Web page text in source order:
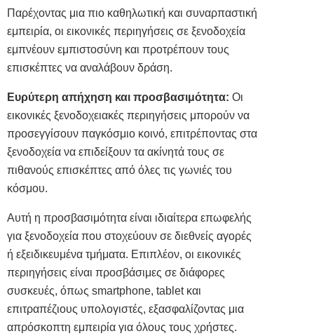
Παρέχοντας μια πιο καθηλωτική και συναρπαστική
εμπειρία, οι εικονικές περιηγήσεις σε ξενοδοχεία
εμπνέουν εμπιστοσύνη και προτρέπουν τους
επισκέπτες να αναλάβουν δράση.
Ευρύτερη απήχηση και προσβασιμότητα: Οι
εικονικές ξενοδοχειακές περιηγήσεις μπορούν να
προσεγγίσουν παγκόσμιο κοινό, επιτρέποντας στα
ξενοδοχεία να επιδείξουν τα ακίνητά τους σε
πιθανούς επισκέπτες από όλες τις γωνιές του
κόσμου.
Αυτή η προσβασιμότητα είναι ιδιαίτερα επωφελής
για ξενοδοχεία που στοχεύουν σε διεθνείς αγορές
ή εξειδικευμένα τμήματα. Επιπλέον, οι εικονικές
περιηγήσεις είναι προσβάσιμες σε διάφορες
συσκευές, όπως smartphone, tablet και
επιτραπέζιους υπολογιστές, εξασφαλίζοντας μια
απρόσκοπτη εμπειρία για όλους τους χρήστες.